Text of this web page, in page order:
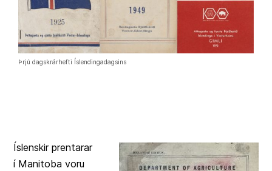
Þrjú dagskrárhefti Íslendingadagsins
Íslenskir prentarar
í Manitoba voru